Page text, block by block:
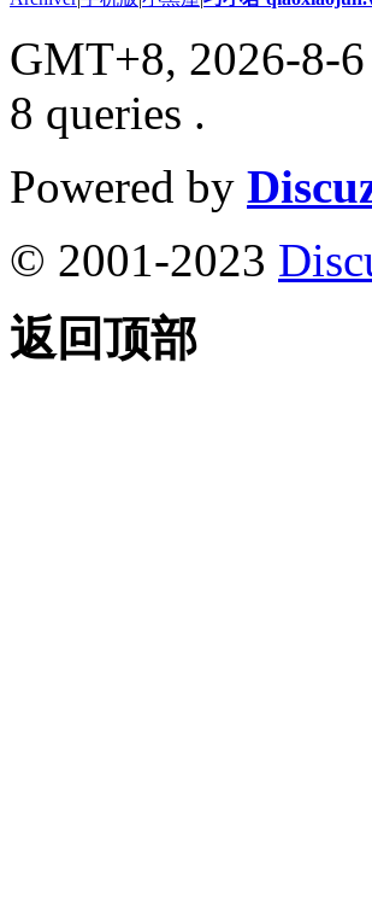
GMT+8, 2026-8-
8 queries .
Powered by
© 2001-2023
返回顶部